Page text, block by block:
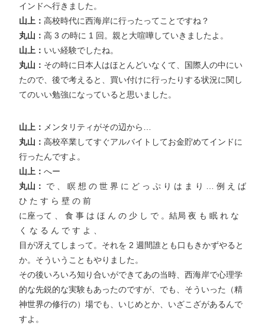
インドへ行きました。
山上： 高校時代に西海岸に行ったってことですね？
丸山： 高 3 の時に 1 回。親と大喧嘩していきましたよ。
山上： いい経験でしたね。
丸山： その時に日本人はほとんどいなくて、国際人の中にい
たので、後で考えると、買い付けに行ったりする状況に関し
てのいい勉強になっていると思いました。
山上： メンタリティがその辺から…
丸山： 高校卒業してすぐアルバイトしてお金貯めてインドに
行ったんですよ。
山上： へー
丸山： で 、 瞑 想 の 世 界 に ど っ ぷ り は ま り … 例 え ば
ひ た す ら 壁 の 前
に座って 、 食 事 は ほ ん の 少 し で 。結局 夜 も 眠 れ な
く な る ん で す よ 、
目が冴えてしまって。それを 2 週間誰とも口もきかずやると
か。そういうこともやりました。
その後いろいろ知り合いができてあの当時、西海岸で心理学
的な先鋭的な実験もあったのですが、でも、そういった（精
神世界の修行の）場でも、いじめとか、いざこざがあるんで
すよ。